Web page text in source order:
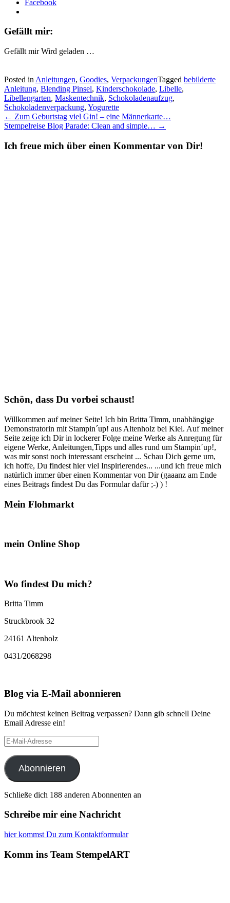
Facebook
Gefällt mir:
Gefällt mir Wird geladen …
Posted in Anleitungen, Goodies, VerpackungenTagged bebilderte
Anleitung, Blending Pinsel, Kinderschokolade, Libelle,
Libellengarten, Maskentechnik, Schokoladenaufzug,
Schokoladenverpackung, Yogurette
Post
navigation
← Zum Geburtstag viel Gin! – eine Männerkarte…
Stempelreise Blog Parade: Clean and simple… →
Ich freue mich über einen Kommentar von Dir!
Schön, dass Du vorbei schaust!
Willkommen auf meiner Seite! Ich bin Britta Timm, unabhängige
Demonstratorin mit Stampin´up! aus Altenholz bei Kiel. Auf meiner
Seite zeige ich Dir in lockerer Folge meine Werke als Anregung für
eigene Werke, Anleitungen,Tipps und alles rund um Stampin´up!,
was mir sonst noch interessant erscheint ... Schau Dich gerne um,
ich hoffe, Du findest hier viel Inspirierendes... ...und ich freue mich
natürlich immer über einen Kommentar von Dir (gaaanz am Ende
eines Beitrags findest Du das Formular dafür ;-) ) !
Mein Flohmarkt
mein Online Shop
Wo findest Du mich?
Britta Timm
Struckbrook 32
24161 Altenholz
0431/2068298
Blog via E-Mail abonnieren
Du möchtest keinen Beitrag verpassen? Dann gib schnell Deine
Email Adresse ein!
E-
Mail-
Adresse
Abonnieren
Schließe dich 188 anderen Abonnenten an
Schreibe mir eine Nachricht
hier kommst Du zum Kontaktformular
Komm ins Team StempelART